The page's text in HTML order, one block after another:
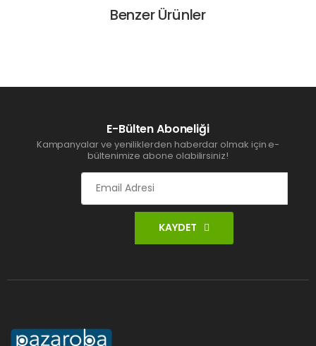
Benzer Ürünler
E-Bülten Aboneliği
Kampanyalar ve yeniliklerden haberdar olmak için e-
bültenimize abone olabilirsiniz!
KAYDET